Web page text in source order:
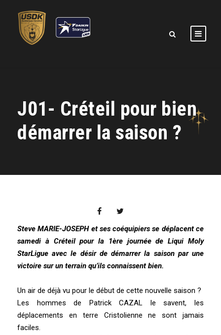
J01- Créteil pour bien
démarrer la saison ?
Steve MARIE-JOSEPH et ses coéquipiers se déplacent ce
samedi à Créteil pour la 1ère journée de Liqui Moly
StarLigue avec le désir de démarrer la saison par une
victoire sur un terrain qu’ils connaissent bien.
Un air de déjà vu pour le début de cette nouvelle saison ?
Les hommes de Patrick CAZAL le savent, les
déplacements en terre Cristolienne ne sont jamais
faciles.